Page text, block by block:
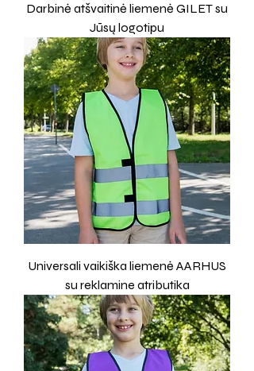
Darbinė atšvaitinė liemenė GILET su
Jūsų logotipu
Universali vaikiška liemenė AARHUS
su reklamine atributika